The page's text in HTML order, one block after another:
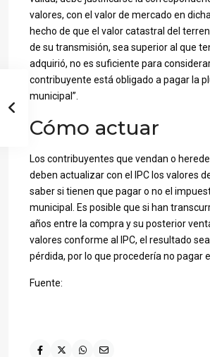
valores, con el valor de mercado en
hecho de que el valor catastral del
de su transmisión, sea superior al que
adquirió, no es suficiente para
contribuyente está obligado a pagar la
municipal”.
Cómo actuar
Los contribuyentes que vendan o
deben actualizar con el IPC los valores
saber si tienen que pagar o no el
municipal. Es posible que si han
años entre la compra y su posterior
valores conforme al IPC, el resultado
pérdida, por lo que procedería no pagar
Fuente: